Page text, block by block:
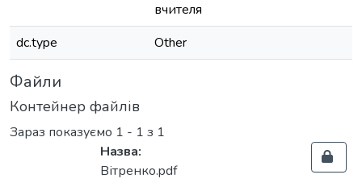
вчителя
dc.type
Other
Файли
Контейнер файлів
Зараз показуємо 1 - 1 з 1
Назва:
Вітренко.pdf